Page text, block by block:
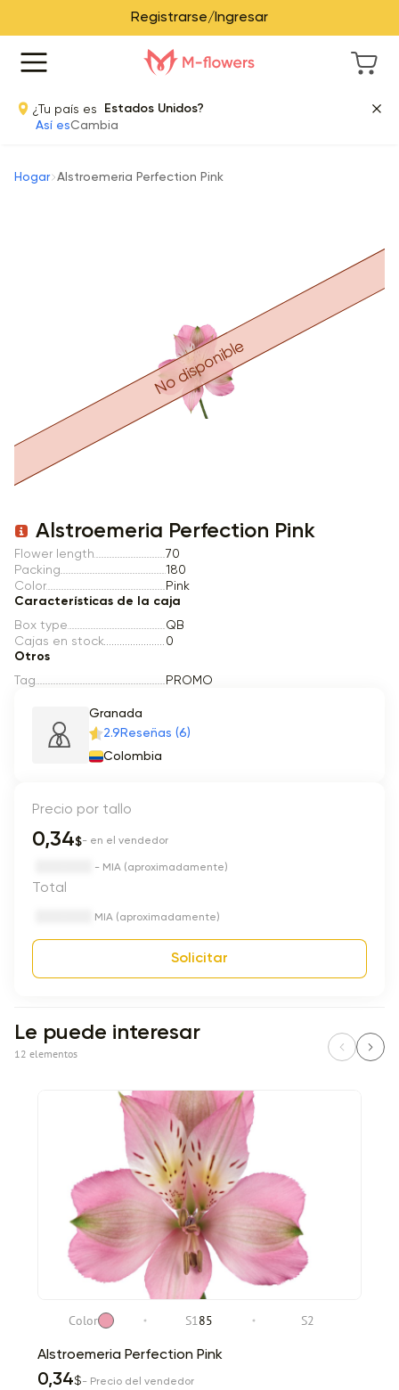
Registrarse/Ingresar
¿Tu país es
Estados Unidos?
Así esCambia
Hogar Alstroemeria Perfection Pink
Item 1 of 1
No disponible
Alstroemeria Perfection Pink
Flower length
70
Packing
180
Color
Pink
Características de la caja
Box type
QB
Cajas en stock
0
Otros
Tag PROMO
Granada
2.9 Reseñas (6)
Colombia
Precio por tallo
0,34$- en el vendedor
- MIA (aproximadamente)
Total
MIA (aproximadamente)
Solicitar
Le puede interesar
12 elementos
Color S185 S2
Alstroemeria Perfection Pink
0,34$- Precio del vendedor